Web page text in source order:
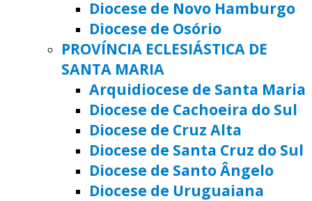
Diocese de Novo Hamburgo
Diocese de Osório
PROVÍNCIA ECLESIÁSTICA DE
SANTA MARIA
Arquidiocese de Santa Maria
Diocese de Cachoeira do Sul
Diocese de Cruz Alta
Diocese de Santa Cruz do Sul
Diocese de Santo Ângelo
Diocese de Uruguaiana